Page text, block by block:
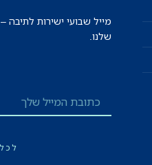
מייל שבועי ישירות
שלנו.